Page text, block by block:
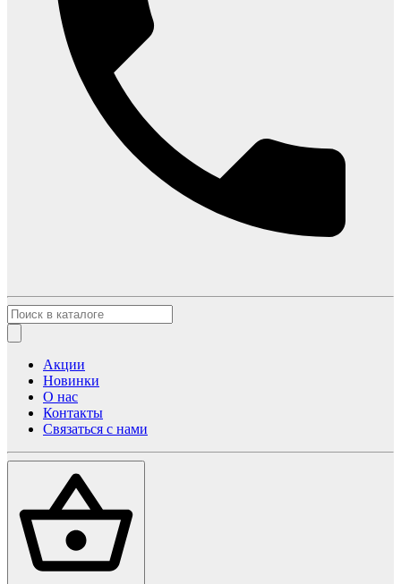
Акции
Новинки
О нас
Контакты
Связаться с нами